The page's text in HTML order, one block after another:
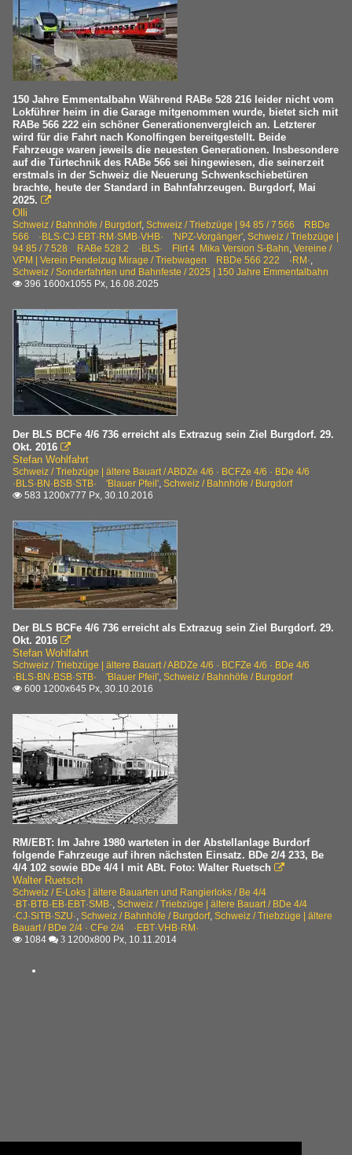
150 Jahre Emmentalbahn Während RABe 528 216 leider nicht vom
Lokführer heim in die Garage mitgenommen wurde, bietet sich mit
RABe 566 222 ein schöner Generationenvergleich an. Letzterer
wird für die Fahrt nach Konolfingen bereitgestellt. Beide
Fahrzeuge waren jeweils die neuesten Generationen. Insbesondere
auf die Türtechnik des RABe 566 sei hingewiesen, die seinerzeit
erstmals in der Schweiz die Neuerung Schwenkschiebetüren
brachte, heute der Standard in Bahnfahrzeugen. Burgdorf, Mai
2025. 
Olli
Schweiz / Bahnhöfe / Burgdorf, Schweiz / Triebzüge | 94 85 / 7 566 RBDe
566 ·BLS·CJ·EBT·RM·SMB·VHB· 'NPZ-Vorgänger', Schweiz / Triebzüge |
94 85 / 7 528 RABe 528.2 ·BLS· Flirt 4 Mika Version S-Bahn, Vereine /
VPM | Verein Pendelzug Mirage / Triebwagen RBDe 566 222 ·RM·,
Schweiz / Sonderfahrten und Bahnfeste / 2025 | 150 Jahre Emmentalbahn
 396 1600x1055 Px, 16.08.2025
Der BLS BCFe 4/6 736 erreicht als Extrazug sein Ziel Burgdorf. 29.
Okt. 2016 
Stefan Wohlfahrt
Schweiz / Triebzüge | ältere Bauart / ABDZe 4/6 · BCFZe 4/6 · BDe 4/6
·BLS·BN·BSB·STB· 'Blauer Pfeil', Schweiz / Bahnhöfe / Burgdorf
 583 1200x777 Px, 30.10.2016
Der BLS BCFe 4/6 736 erreicht als Extrazug sein Ziel Burgdorf. 29.
Okt. 2016 
Stefan Wohlfahrt
Schweiz / Triebzüge | ältere Bauart / ABDZe 4/6 · BCFZe 4/6 · BDe 4/6
·BLS·BN·BSB·STB· 'Blauer Pfeil', Schweiz / Bahnhöfe / Burgdorf
 600 1200x645 Px, 30.10.2016
RM/EBT: Im Jahre 1980 warteten in der Abstellanlage Burdorf
folgende Fahrzeuge auf ihren nächsten Einsatz. BDe 2/4 233, Be
4/4 102 sowie BDe 4/4 l mit ABt. Foto: Walter Ruetsch 
Walter Ruetsch
Schweiz / E-Loks | ältere Bauarten und Rangierloks / Be 4/4
·BT·BTB·EB·EBT·SMB·, Schweiz / Triebzüge | ältere Bauart / BDe 4/4
·CJ·SiTB·SZU·, Schweiz / Bahnhöfe / Burgdorf, Schweiz / Triebzüge | ältere
Bauart / BDe 2/4 · CFe 2/4 ·EBT·VHB·RM·
 1084  3 1200x800 Px, 10.11.2014